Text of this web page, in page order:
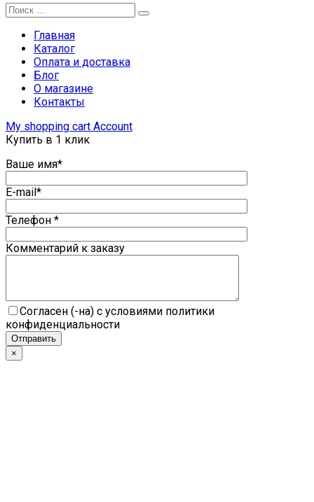
Главная
Каталог
Оплата и доставка
Блог
О магазине
Контакты
My shopping cart Account
Купить в 1 клик
Ваше имя*
E-mail*
Телефон *
Комментарий к заказу
Согласен (-на) с условиями политики
конфиденциальности
×